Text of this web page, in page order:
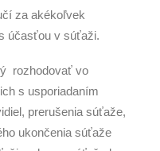
za akékoľvek
účasťou v súťaži.
rozhodovať vo
s usporiadaním
prerušenia súťaže,
ukončenia súťaže